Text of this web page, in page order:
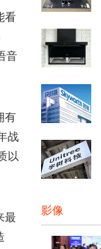
看
音
有
战
以
最
影像